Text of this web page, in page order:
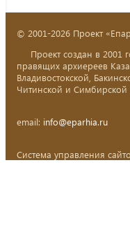
© 2001-2026 Проект
Проект создан в 2001
правящих архиереев
Владивостокской,
Читинской и
email: info@eparhia.ru
Система управления